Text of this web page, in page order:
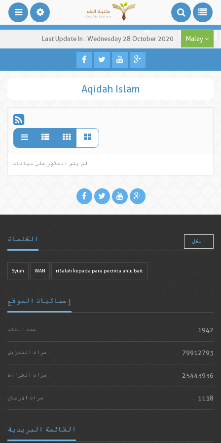
Last Update In : Wednesday 28 October 2020 Malay
Aqidah Islam
لم يتم العثور علي بيانات
الكلمات الكل
Syiah WAN risalah kepada para pecinta ahlu bait
إحصائيات الموقع
عدد الكتب 1942
مرات التنزيل 79912793
مرات القراءة 25443936
مرات الارسال 1138
القائمة البريدية